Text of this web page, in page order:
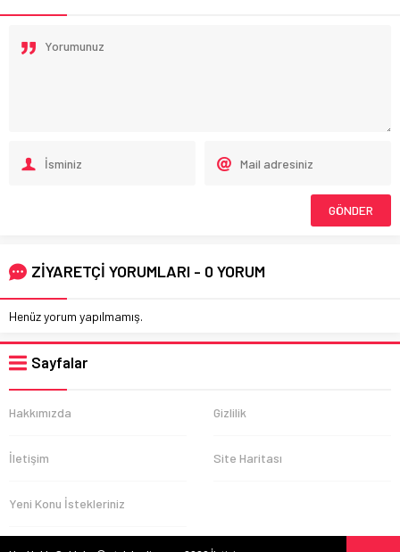
ZİYARETÇİ YORUMLARI - 0 YORUM
Henüz yorum yapılmamış.
Sayfalar
Hakkımızda Gizlilik
İletişim Site Haritası
Yeni Konu İstekleriniz